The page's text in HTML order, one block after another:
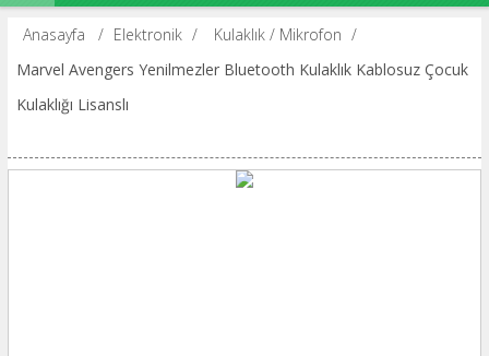
Anasayfa / Elektronik / Kulaklık / Mikrofon /
Marvel Avengers Yenilmezler Bluetooth Kulaklık Kablosuz Çocuk
Kulaklığı Lisanslı